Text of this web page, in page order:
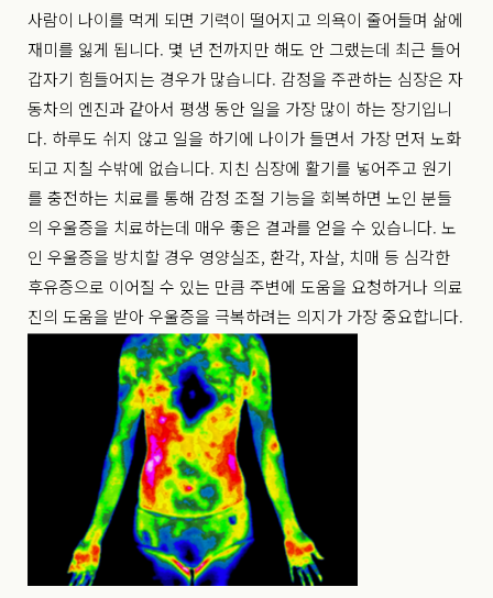
사람이 나이를 먹게 되면 기력이 떨어지고 의욕이 줄어들며 삶에
재미를 잃게 됩니다. 몇 년 전까지만 해도 안 그랬는데 최근 들어
갑자기 힘들어지는 경우가 많습니다. 감정을 주관하는 심장은 자
동차의 엔진과 같아서 평생 동안 일을 가장 많이 하는 장기입니
다. 하루도 쉬지 않고 일을 하기에 나이가 들면서 가장 먼저 노화
되고 지칠 수밖에 없습니다. 지친 심장에 활기를 넣어주고 원기
를 충전하는 치료를 통해 감정 조절 기능을 회복하면 노인 분들
의 우울증을 치료하는데 매우 좋은 결과를 얻을 수 있습니다. 노
인 우울증을 방치할 경우 영양실조, 환각, 자살, 치매 등 심각한
후유증으로 이어질 수 있는 만큼 주변에 도움을 요청하거나 의료
진의 도움을 받아 우울증을 극복하려는 의지가 가장 중요합니다.